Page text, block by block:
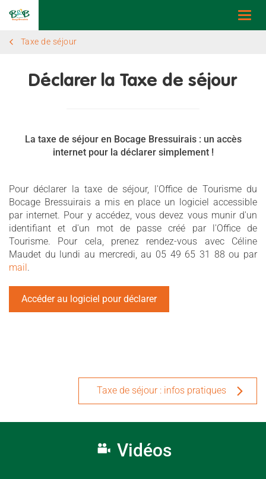
Taxe de séjour
Déclarer la Taxe de séjour
La taxe de séjour en Bocage Bressuirais : un accès
internet pour la déclarer simplement !
Pour déclarer la taxe de séjour, l'Office de Tourisme du
Bocage Bressuirais a mis en place un logiciel accessible
par internet. Pour y accédez, vous devez vous munir d'un
identifiant et d'un mot de passe créé par l'Office de
Tourisme. Pour cela, prenez rendez-vous avec Céline
Maudet du lundi au mercredi, au 05 49 65 31 88 ou par
mail.
Accéder au logiciel pour déclarer
Taxe de séjour : infos pratiques
Vidéos